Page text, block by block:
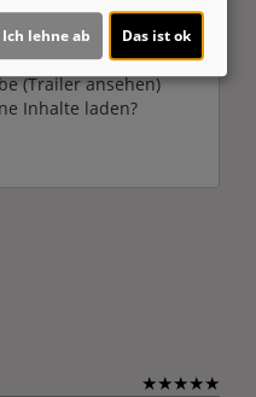
(Trailer ansehen)
Inhalte laden?
★★★★★
Ich lehne ab Das ist ok